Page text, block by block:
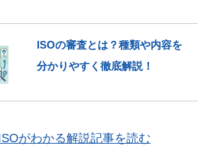
ISOの審査とは？種類や内容を
分かりやすく徹底解説！
がわかる解説記事を読む